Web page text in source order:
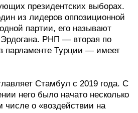
президентских выборах.
из лидеров оппозиционной
партии, его называют
РНП — вторая по
парламенте Турции — имеет
Стамбул с 2019 года. С
него было начато несколько
числе о «воздействии на